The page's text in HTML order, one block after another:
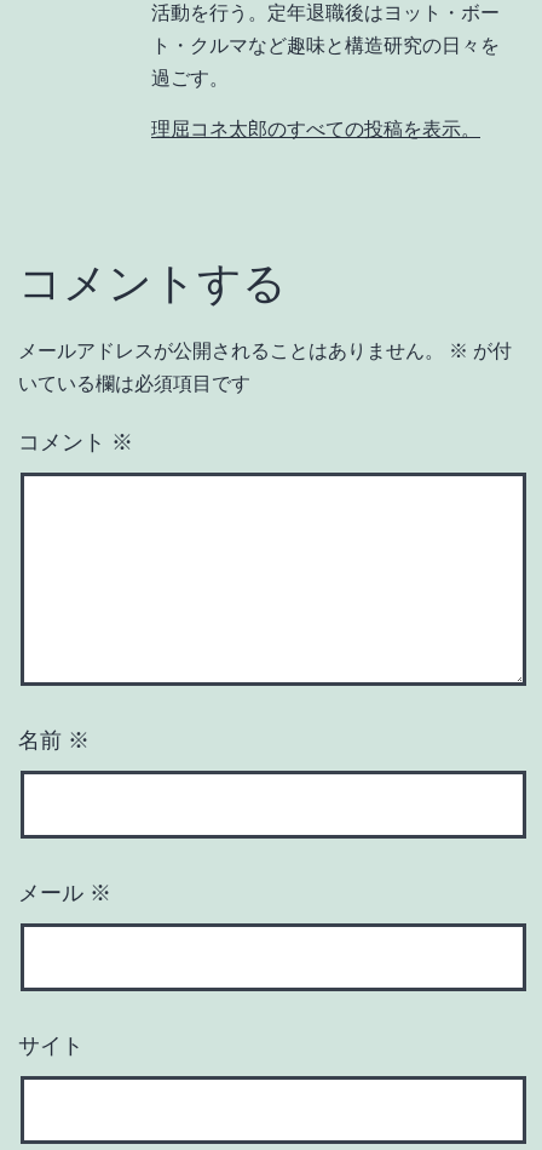
活動を行う。定年退職後はヨット・ボー
ト・クルマなど趣味と構造研究の日々を
過ごす。
理屈コネ太郎のすべての投稿を表示。
コメントする
メールアドレスが公開されることはありません。 ※ が付
いている欄は必須項目です
コメント ※
名前 ※
メール ※
サイト